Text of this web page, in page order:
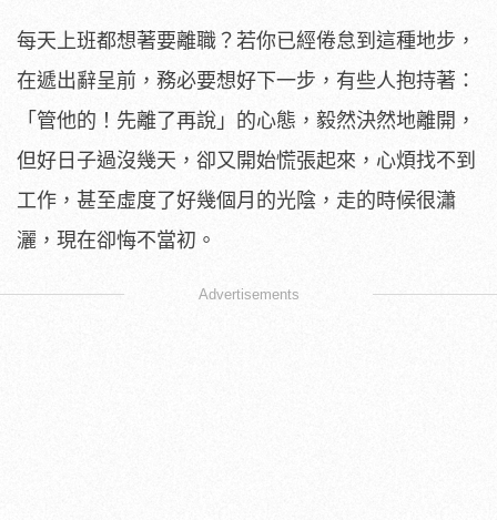
每天上班都想著要離職？若你已經倦怠到這種地步，
在遞出辭呈前，務必要想好下一步，有些人抱持著：
「管他的！先離了再說」的心態，毅然決然地離開，
但好日子過沒幾天，卻又開始慌張起來，心煩找不到
工作，甚至虛度了好幾個月的光陰，走的時候很瀟
灑，現在卻悔不當初。
Advertisements